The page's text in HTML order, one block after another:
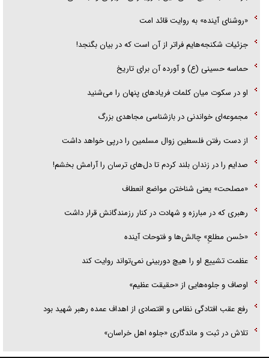
«روشنای آینده» به روایت قائد امت
جزئیات شکنجه‌هایم فراتر از آن است که در بیان بگنجد!
حماسه حسینی (ع) و آورده آن برای تاریخ
او در سکوت میان کلمات فریاد‌های پنهان را می‌شنید
مجموعه‌ای خواندنی در بازشناسی مجاهدی بزرگ
از دست رفتن فلسطین زوال مسلمین را درپی خواهد داشت
صدایم را در زندان بلند کردم تا دل‌های ترسان را آرامش بخشم!
«مصلحت» یعنی شناختن مواضع انعطاف
رهبری که در مبارزه و شهادت در کنار رزمندگانش قرار داشت
«حُسن مطلعِ» چالش‌ها و فتوحات آینده
عظمت تشییع او را هیچ دوربینی نمی‌تواند روایت کند
اوصاف و جلوه‌هایی از «حقیقت عظیم»
رفع عقب افتادگی نظامی و اقتصادی از اهداف عمده رهبر شهید بود
تلاش در ثبت و ماندگاری «جلوه اهل خراسان»